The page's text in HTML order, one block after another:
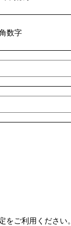
数字
ご利用ください。